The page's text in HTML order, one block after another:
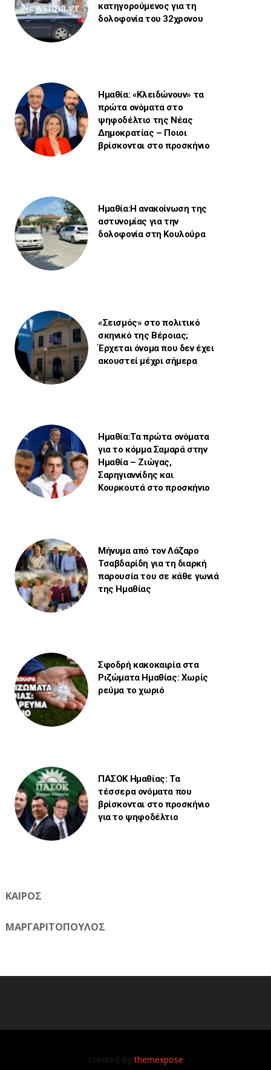
κατηγορούμενος για τη
δολοφονία του 32χρονου
Ημαθία: «Κλειδώνουν» τα
πρώτα ονόματα στο
ψηφοδέλτιο της Νέας
Δημοκρατίας – Ποιοι
βρίσκονται στο προσκήνιο
Ημαθία:Η ανακοίνωση της
αστυνομίας για την
δολοφονία στη Κουλούρα
«Σεισμός» στο πολιτικό
σκηνικό της Βέροιας;
Έρχεται όνομα που δεν έχει
ακουστεί μέχρι σήμερα
Ημαθία:Τα πρώτα ονόματα
για το κόμμα Σαμαρά στην
Ημαθία – Ζιώγας,
Σαρηγιαννίδης και
Κουρκουτά στο προσκήνιο
Μήνυμα από τον Λάζαρο
Τσαβδαρίδη για τη διαρκή
παρουσία του σε κάθε γωνιά
της Ημαθίας
Σφοδρή κακοκαιρία στα
Ριζώματα Ημαθίας: Χωρίς
ρεύμα το χωριό
ΠΑΣΟΚ Ημαθίας: Τα
τέσσερα ονόματα που
βρίσκονται στο προσκήνιο
για το ψηφοδέλτιο
ΚΑΙΡΟΣ
ΜΑΡΓΑΡΙΤΟΠΟΥΛΟΣ
Created Bythemexpose